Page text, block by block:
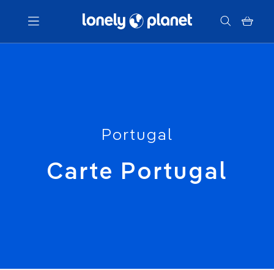
Menu
Portugal
Carte Portugal